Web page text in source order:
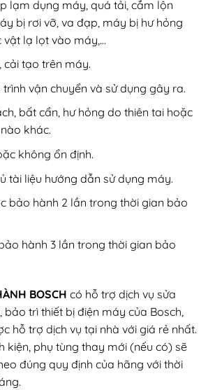
lạm dụng máy, quá tải, cắm lộn
bị rơi vỡ, va đạp, máy bị hư hỏng
lạ lọt vào máy,…
cải tạo trên máy.
vận chuyển và sử dụng gây ra.
bất cẩn, hư hỏng do thiên tai hoặc
khác.
không ổn định.
tài liệu hướng dẫn sử dụng máy.
bảo hành 2 lần trong thời gian bảo
hành 3 lần trong thời gian bảo
BOSCH có hỗ trợ dịch vụ sửa
trì thiết bị điện máy của Bosch,
hỗ trợ dịch vụ tại nhà với giá rẻ nhất.
kiện, phụ tùng thay mới (nếu có) sẽ
đúng quy định của hãng với thời